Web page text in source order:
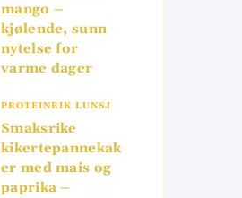
mango –
kjølende, sunn
nytelse for
varme dager
PROTEINRIK LUNSJ
Smaksrike
kikertepannekak
er med mais og
paprika –